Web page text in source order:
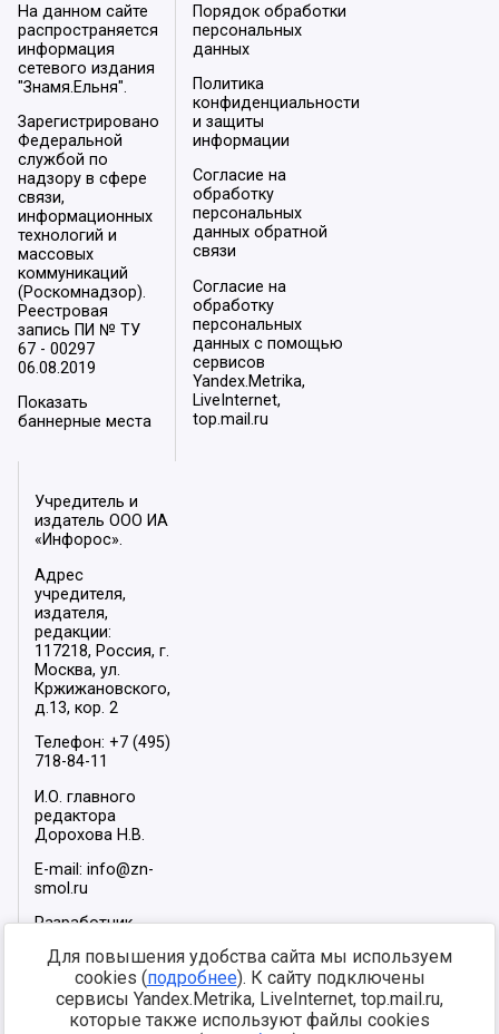
На данном сайте
распространяется
информация
сетевого издания
"Знамя.Ельня".
Зарегистрировано
Федеральной
службой по
надзору в сфере
связи,
информационных
технологий и
массовых
коммуникаций
(Роскомнадзор).
Реестровая
запись ПИ № ТУ
67 - 00297
06.08.2019
Показать
баннерные места
Порядок обработки
персональных
данных
Политика
конфиденциальности
и защиты
информации
Согласие на
обработку
персональных
данных обратной
связи
Согласие на
обработку
персональных
данных с помощью
сервисов
Yandex.Metrika,
LiveInternet,
top.mail.ru
Учредитель и
издатель ООО ИА
«Инфорос».
Адрес
учредителя,
издателя,
редакции:
117218, Россия, г.
Москва, ул.
Кржижановского,
д.13, кор. 2
Телефон: +7 (495)
718-84-11
И.О. главного
редактора
Дорохова Н.В.
E-mail: info@zn-
smol.ru
Разработчик
2026
Мы в социальных
сетях:
Для повышения удобства сайта мы используем
cookies (подробнее). К сайту подключены
сервисы Yandex.Metrika, LiveInternet, top.mail.ru,
которые также используют файлы cookies